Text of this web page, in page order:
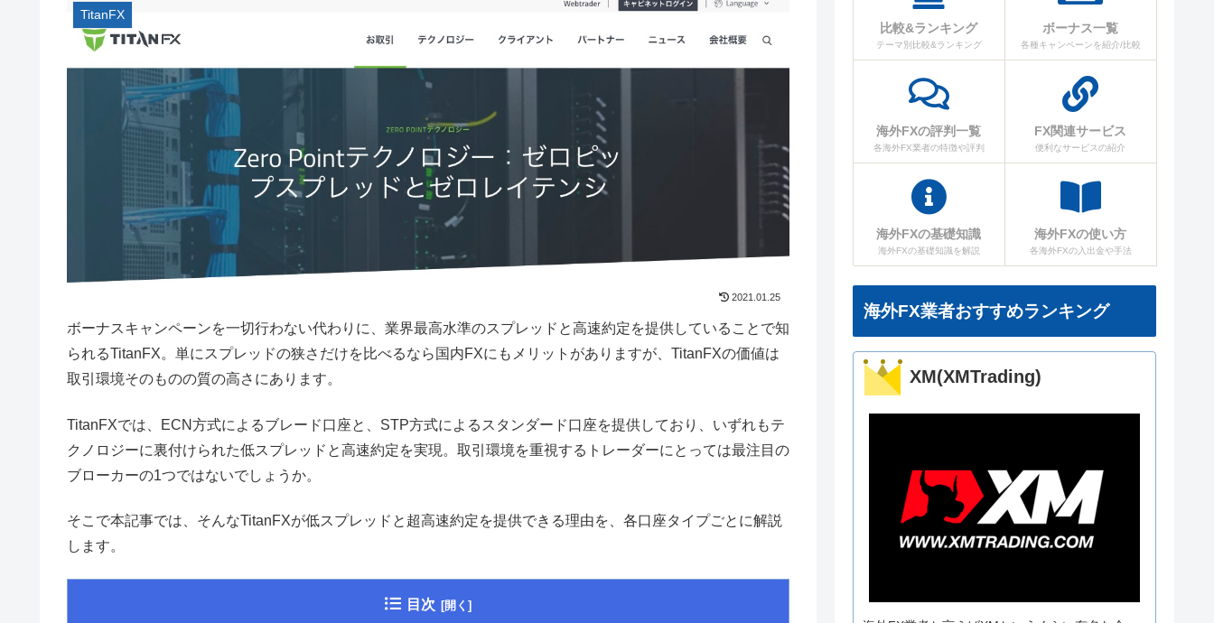
TitanFX
2021.01.25
ボーナスキャンペーンを一切行わない代わりに、業界最高水準のスプレッドと高速約定を提供していることで知
られるTitanFX。単にスプレッドの狭さだけを比べるなら国内FXにもメリットがありますが、TitanFXの価値は
取引環境そのものの質の高さにあります。
TitanFXでは、ECN方式によるブレード口座と、STP方式によるスタンダード口座を提供しており、いずれもテ
クノロジーに裏付けられた低スプレッドと高速約定を実現。取引環境を重視するトレーダーにとっては最注目の
ブローカーの1つではないでしょうか。
そこで本記事では、そんなTitanFXが低スプレッドと超高速約定を提供できる理由を、各口座タイプごとに解説
します。
目次
比較&ランキング
テーマ別比較&ランキング
ボーナス一覧
各種キャンペーンを紹介/比較
海外FXの評判一覧
各海外FX業者の特徴や評判
FX関連サービス
便利なサービスの紹介
海外FXの基礎知識
海外FXの基礎知識を解説
海外FXの使い方
各海外FXの入出金や手法
海外FX業者おすすめランキング
XM(XMTrading)